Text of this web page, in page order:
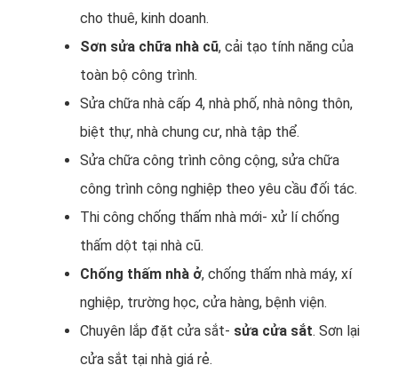
cho thuê, kinh doanh.
Sơn sửa chữa nhà cũ, cải tạo tính năng của
toàn bộ công trình.
Sửa chữa nhà cấp 4, nhà phố, nhà nông thôn,
biệt thự, nhà chung cư, nhà tập thể.
Sửa chữa công trình công cộng, sửa chữa
công trình công nghiệp theo yêu cầu đối tác.
Thi công chống thấm nhà mới- xử lí chống
thấm dột tại nhà cũ.
Chống thấm nhà ở, chống thấm nhà máy, xí
nghiệp, trường học, cửa hàng, bệnh viện.
Chuyên lắp đặt cửa sắt- sửa cửa sắt. Sơn lại
cửa sắt tại nhà giá rẻ.